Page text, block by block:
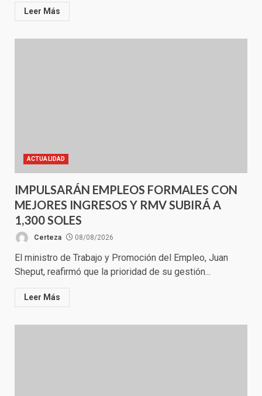
Leer Más
ACTUALIDAD
IMPULSARÁN EMPLEOS FORMALES CON
MEJORES INGRESOS Y RMV SUBIRÁ A
1,300 SOLES
Certeza 08/08/2026
El ministro de Trabajo y Promoción del Empleo, Juan
Sheput, reafirmó que la prioridad de su gestión...
Leer Más